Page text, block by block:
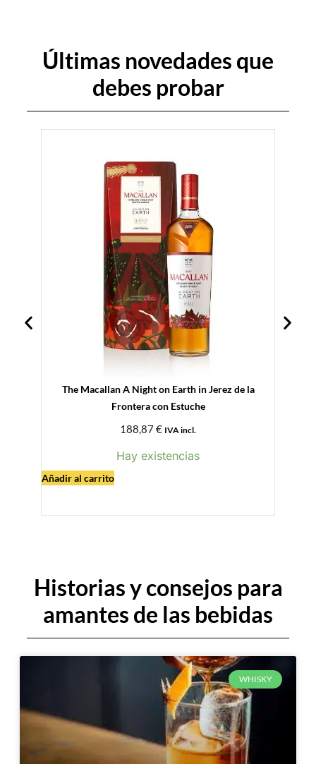
Últimas novedades que
debes probar
The Macallan A Night on Earth in Jerez de la
Frontera con Estuche
188,87€ IVA incl.
Hay existencias
Añadir al carrito
Historias y consejos para
amantes de las bebidas
WHISKY